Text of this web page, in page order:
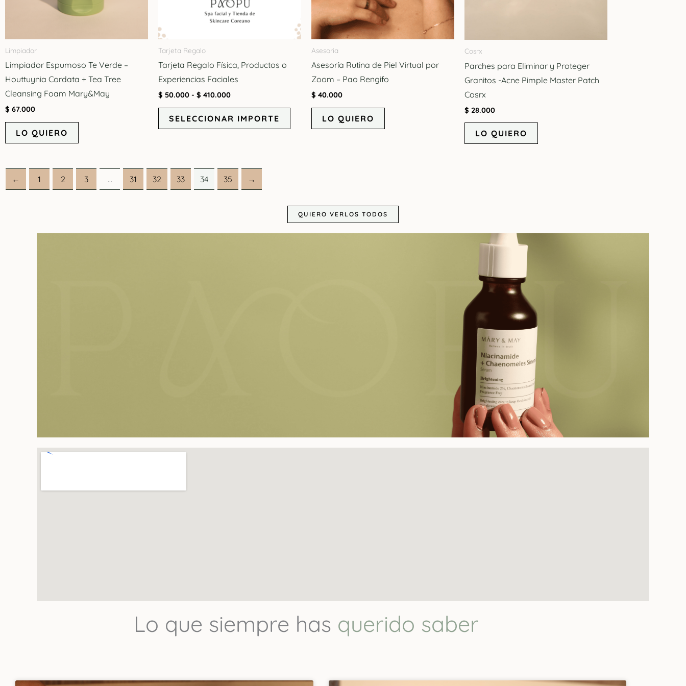
Limpiador
Limpiador Espumoso Te Verde –
Houttuynia Cordata + Tea Tree
Cleansing Foam Mary&May
$ 67.000
LO QUIERO
Tarjeta Regalo
Tarjeta Regalo Física, Productos o
Experiencias Faciales
$ 50.000 - $ 410.000
SELECCIONAR IMPORTE
Asesoria
Asesoría Rutina de Piel Virtual por
Zoom – Pao Rengifo
$ 40.000
LO QUIERO
Cosrx
Parches para Eliminar y Proteger
Granitos -Acne Pimple Master Patch
Cosrx
$ 28.000
LO QUIERO
← 1 2 3 … 31 32 33 34 35 →
QUIERO VERLOS TODOS
productos se nota en la calidad de los resultados que dejaron en mi piel. No le colocaría
Lo que siempre has querido saber